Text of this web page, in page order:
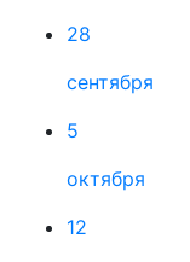
28
сентября
5
октября
12